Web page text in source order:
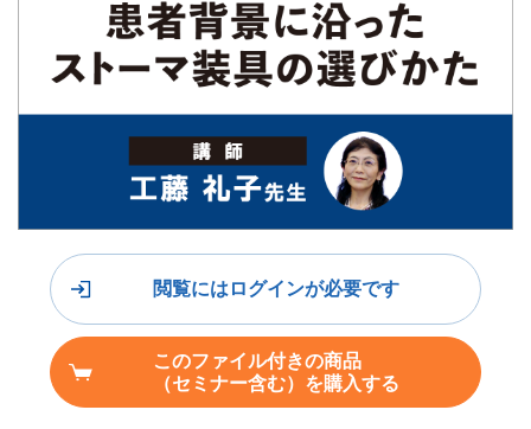
閲覧にはログインが必要です
このファイル付きの商品
（セミナー含む）を購入する